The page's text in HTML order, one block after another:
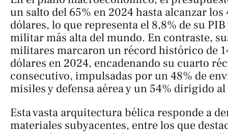
un salto del 65% en 2024 hasta alcanzar
dólares, lo que representa el 8,8% de su
militar más alta del mundo. En contraste,
militares marcaron un récord histórico de
dólares en 2024, encadenando su cuarto
consecutivo, impulsadas por un 48% de
misiles y defensa aérea y un 54% dirigido
Esta vasta arquitectura bélica responde a
materiales subyacentes, entre los que